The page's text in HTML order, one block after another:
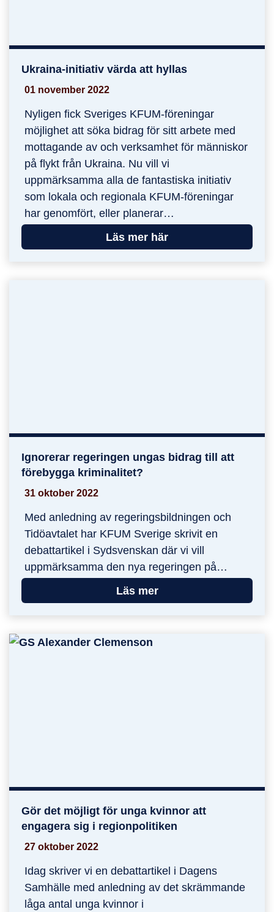
Ukraina-initiativ värda att hyllas
Ukraina-initiativ värda att hyllas
01 november 2022
Nyligen fick Sveriges KFUM-föreningar
möjlighet att söka bidrag för sitt arbete med
mottagande av och verksamhet för människor
på flykt från Ukraina. Nu vill vi
uppmärksamma alla de fantastiska initiativ
som lokala och regionala KFUM-föreningar
har genomfört, eller planerar…
Läs mer här
Ignorerar regeringen ungas bidrag till att
förebygga kriminalitet?
Ignorerar regeringen ungas bidrag till att
31 oktober 2022
Med anledning av regeringsbildningen och
Tidöavtalet har KFUM Sverige skrivit en
debattartikel i Sydsvenskan där vi vill
uppmärksamma den nya regeringen på…
Läs mer
Gör det möjligt för unga kvinnor att
engagera sig i regionpolitiken
Gör det möjligt för unga kvinnor att engagera
27 oktober 2022
Idag skriver vi en debattartikel i Dagens
Samhälle med anledning av det skrämmande
låga antal unga kvinnor i